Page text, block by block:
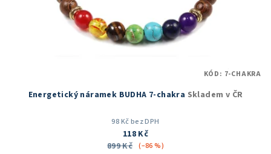
Energetický náramek BUDHA 7-chakra Skladem v ČR
98 Kč bez DPH
118 Kč
899 Kč (–86 %)
KÓD: 7-CHAKRA